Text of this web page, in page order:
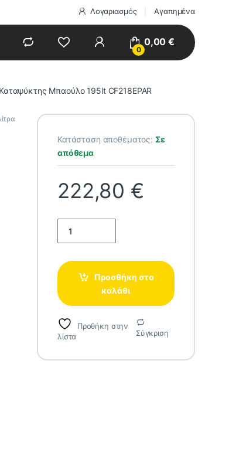
Λογαριασμός Αγαπημένα
0
0,00€
Μπαούλο 195lt CF218EPAR
Κατάσταση αποθέματος: Σε
απόθεμα
222,80 €
Προσθήκη στο
καλάθι
Προθήκη στην
λίστα
Σύγκριση